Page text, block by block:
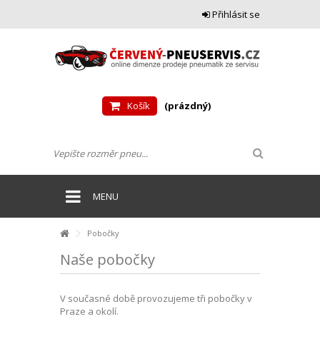
Přihlásit se
Košík (prázdný)
MENU
Pobočky
Naše pobočky
V současné době provozujeme tři pobočky v
Praze a okolí.